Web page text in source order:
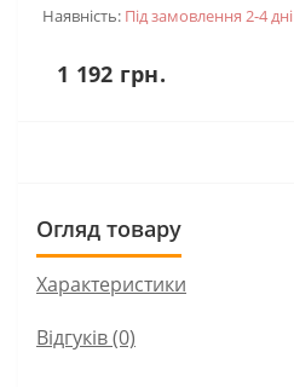
Наявність: Під замовлення 2-4 дні
1 192 грн.
Огляд товару
Характеристики
Відгуків (0)